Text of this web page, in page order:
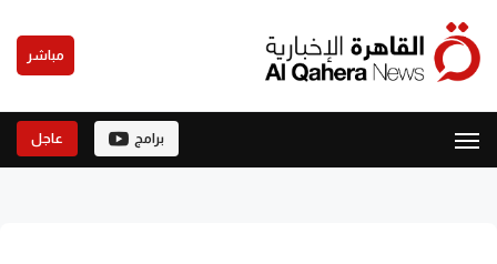
مباشر
برامج عاجل